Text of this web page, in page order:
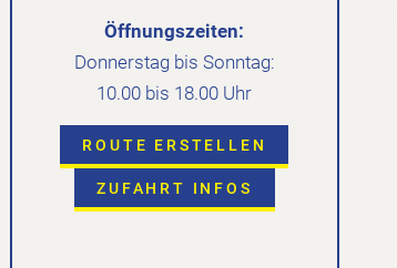
Öffnungszeiten:
Donnerstag bis Sonntag:
10.00 bis 18.00 Uhr
ROUTE ERSTELLEN
ZUFAHRT INFOS